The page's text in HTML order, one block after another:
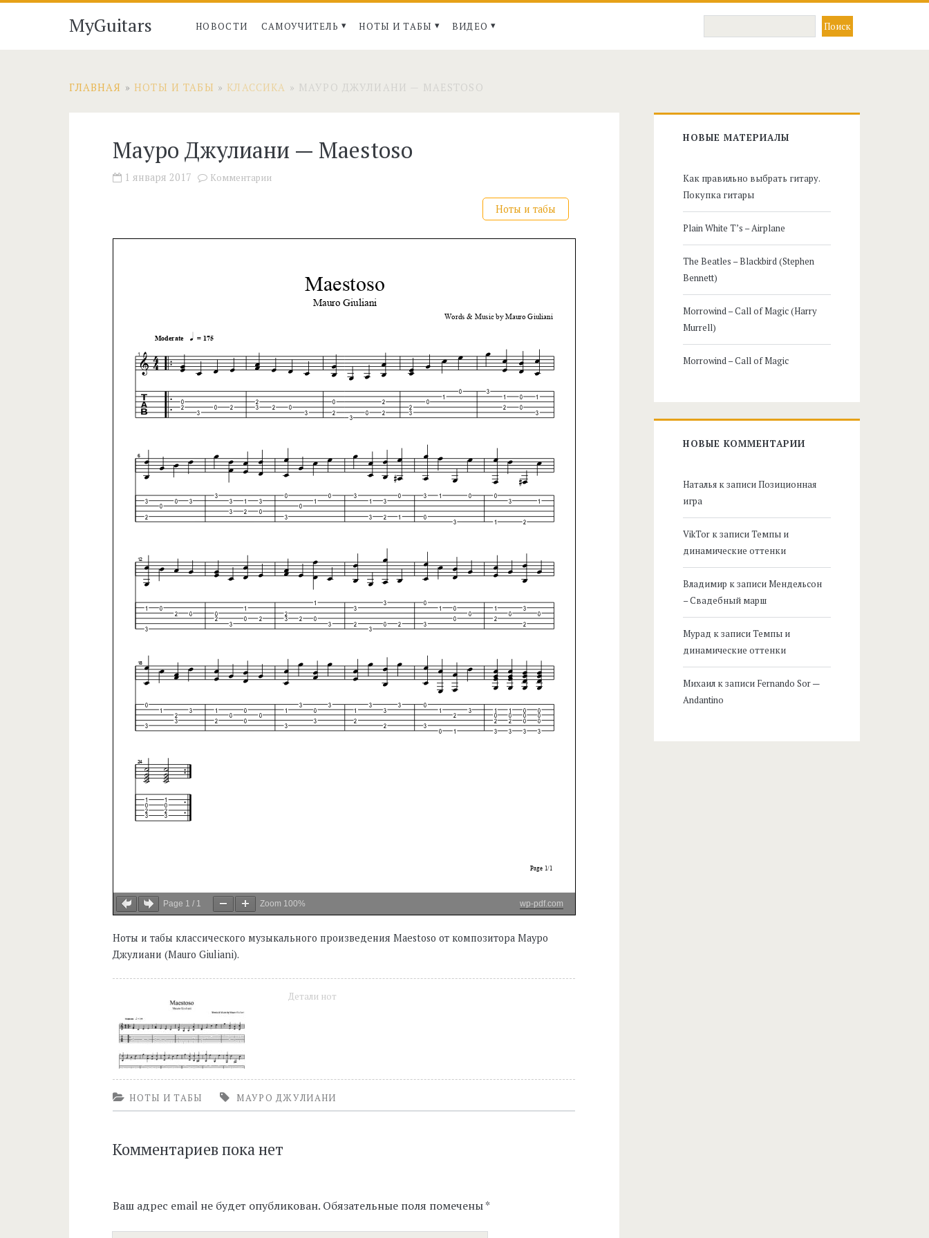
MyGuitars НОВОСТИ САМОУЧИТЕЛЬ НОТЫ И ТАБЫ ВИДЕО
ГЛАВНАЯ »НОТЫ И ТАБЫ » КЛАССИКА » МАУРО ДЖУЛИАНИ — MAESTOSO
Мауро Джулиани — Maestoso
1 января 2017 Комментарии
Ноты и табы
Page 1 / 1 Zoom 100% wp-pdf.com
Ноты и табы классического музыкального произведения Maestoso от композитора Мауро
Джулиани (Mauro Giuliani).
Детали нот
НОТЫ И ТАБЫ МАУРО ДЖУЛИАНИ
Комментариев пока нет
Ваш адрес email не будет опубликован. Обязательные поля помечены*
Главная
панель
НОВЫЕ МАТЕРИАЛЫ
Как правильно выбрать гитару.
Покупка гитары
Plain White T’s – Airplane
The Beatles – Blackbird (Stephen
Bennett)
Morrowind – Call of Magic (Harry
Murrell)
Morrowind – Call of Magic
НОВЫЕ КОММЕНТАРИИ
Наталья к записиПозиционная
игра
VikTor к записиТемпы и
динамические оттенки
Владимир к записиМендельсон
– Свадебный марш
Мурад к записиТемпы и
динамические оттенки
Михаил к записи Fernando Sor —
Andantino